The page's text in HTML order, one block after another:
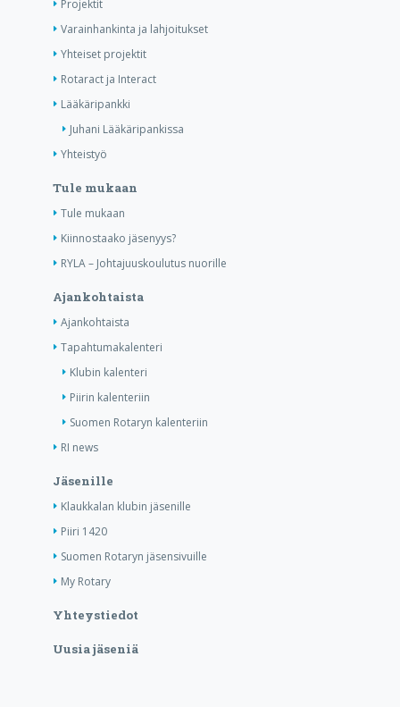
Projektit
Varainhankinta ja lahjoitukset
Yhteiset projektit
Rotaract ja Interact
Lääkäripankki
Juhani Lääkäripankissa
Yhteistyö
Tule mukaan
Tule mukaan
Kiinnostaako jäsenyys?
RYLA – Johtajuuskoulutus nuorille
Ajankohtaista
Ajankohtaista
Tapahtumakalenteri
Klubin kalenteri
Piirin kalenteriin
Suomen Rotaryn kalenteriin
RI news
Jäsenille
Klaukkalan klubin jäsenille
Piiri 1420
Suomen Rotaryn jäsensivuille
My Rotary
Yhteystiedot
Uusia jäseniä